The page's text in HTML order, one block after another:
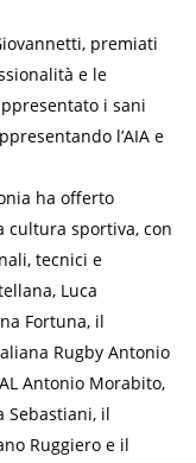
premiati
e le
i sani
l’AIA e
ha offerto
cultura sportiva, con
tecnici e
Luca
Fortuna, il
Rugby Antonio
Antonio Morabito,
Sebastiani, il
Ruggiero e il